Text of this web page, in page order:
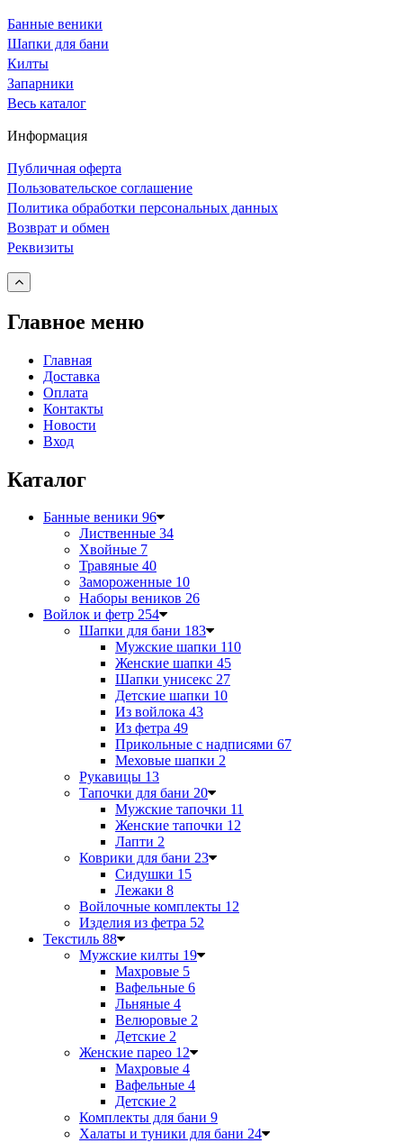
Банные веники
Шапки для бани
Килты
Запарники
Весь каталог
Информация
Публичная оферта
Пользовательское соглашение
Политика обработки персональных данных
Возврат и обмен
Реквизиты
Главное меню
Главная
Доставка
Оплата
Контакты
Новости
Вход
Каталог
Банные веники 96
Лиственные 34
Хвойные 7
Травяные 40
Замороженные 10
Наборы веников 26
Войлок и фетр 254
Шапки для бани 183
Мужские шапки 110
Женские шапки 45
Шапки унисекс 27
Детские шапки 10
Из войлока 43
Из фетра 49
Прикольные с надписями 67
Меховые шапки 2
Рукавицы 13
Тапочки для бани 20
Мужские тапочки 11
Женские тапочки 12
Лапти 2
Коврики для бани 23
Сидушки 15
Лежаки 8
Войлочные комплекты 12
Изделия из фетра 52
Текстиль 88
Мужские килты 19
Махровые 5
Вафельные 6
Льняные 4
Велюровые 2
Детские 2
Женские парео 12
Махровые 4
Вафельные 4
Детские 2
Комплекты для бани 9
Халаты и туники для бани 24